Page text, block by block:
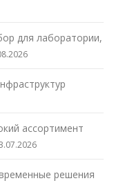
для лаборатории,
ассортимент
решения